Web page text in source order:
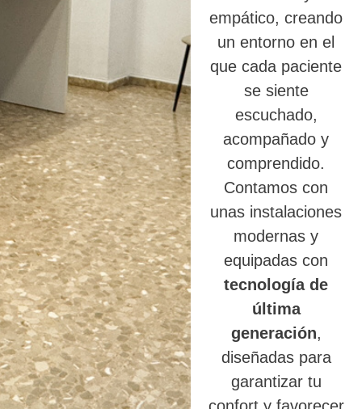
empático, creando
un entorno en el
que cada paciente
se siente
escuchado,
acompañado y
comprendido.
Contamos con
unas instalaciones
modernas y
equipadas con
tecnología de
última
generación,
diseñadas para
garantizar tu